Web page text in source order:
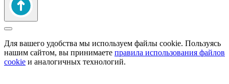
Для вашего удобства мы используем файлы cookie. Пользуясь
нашим сайтом, вы принимаете правила использования файлов
cookie и аналогичных технологий.